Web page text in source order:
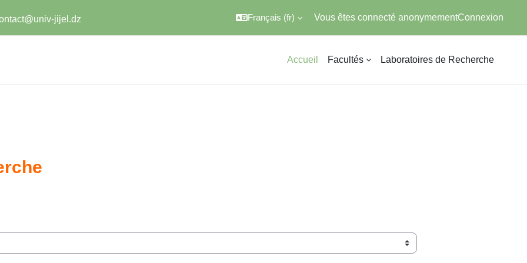
jijel.dz Français ‎(fr)‎ Vous êtes connecté anonymementConnexion
Accueil Facultés Laboratoires de Recherche